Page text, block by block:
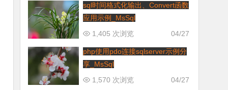
sql时间格式化输出、Convert函数
应用示例_MsSql
04/27
1,405 次浏览
php使用pdo连接sqlserver示例分
享_MsSql
04/27
1,570 次浏览